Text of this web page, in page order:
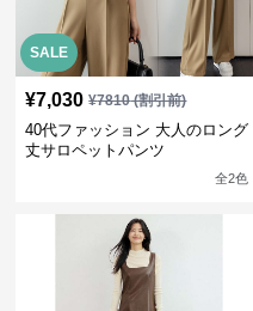
SALE
¥7,030 ¥7810(割引前)
40代ファッション 大人のロング
丈サロペットパンツ
全2色